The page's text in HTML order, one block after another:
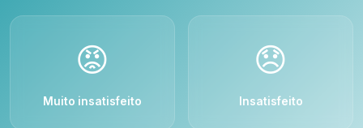
😡
Muito insatisfeito
😞
Insatisfeito